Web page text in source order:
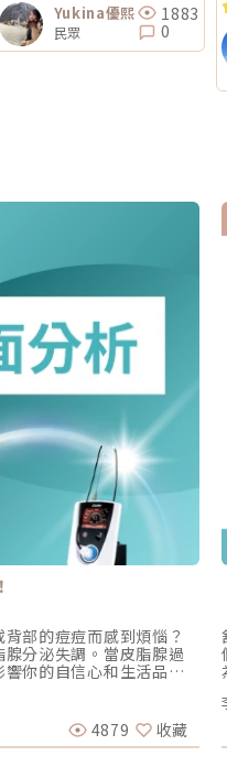
Yukina優熙
民眾
1883
0
部的痘痘而感到煩惱？
分泌失調。當皮脂腺過
你的自信心和生活品
覺得不整潔，影響職場
。 感染風險增加：痘痘
險。 自信心受損：油光
疤痕：如果不及時治療，
4879 收藏